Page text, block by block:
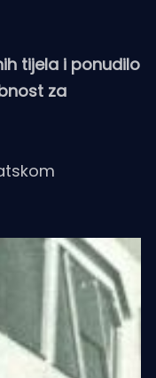
tijela i ponudilo
za